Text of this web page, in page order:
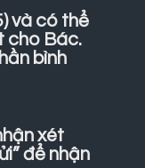
và có thể
cho Bác.
bình
xét
để nhận